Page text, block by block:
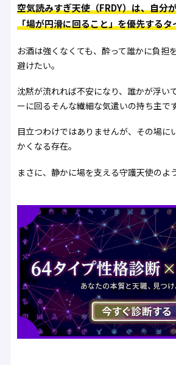
空気読みすぎ天使（FRDY）は、自分
「場が円滑に回ること」を優先するタ
お酒は強くなくても、酔って誰かに負担
避けたい。
沈黙が流れれば不安になり、誰かが浮い
ーに回る――そんな繊細な気遣いの持ち主です
目立つわけではありませんが、その場に
かくなる存在。
まさに、静かに場を支える守護天使のよ